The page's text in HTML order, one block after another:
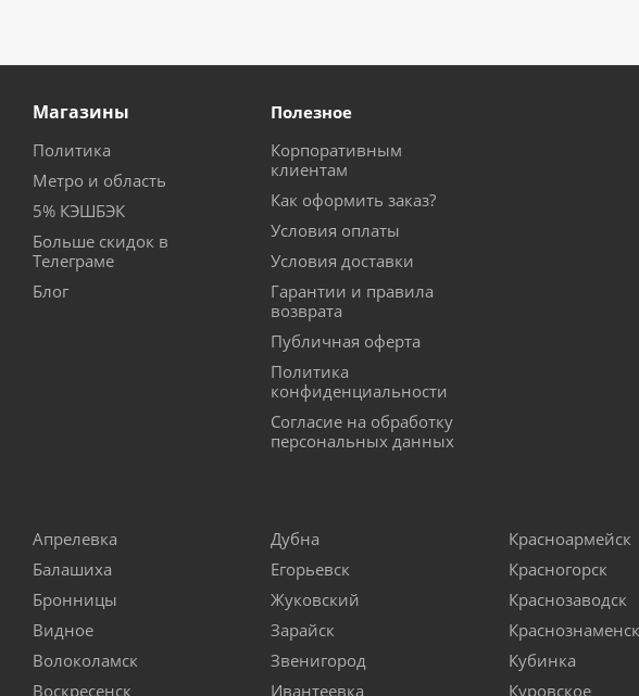
Магазины
Политика
Метро и область
5% КЭШБЭК
Больше скидок в
Телеграме
Блог
Полезное
Корпоративным
клиентам
Как оформить заказ?
Условия оплаты
Условия доставки
Гарантии и правила
возврата
Публичная оферта
Политика
конфиденциальности
Согласие на обработку
персональных данных
Апрелевка
Балашиха
Бронницы
Видное
Волоколамск
Воскресенск
Дубна
Егорьевск
Жуковский
Зарайск
Звенигород
Ивантеевка
Красноармейск
Красногорск
Краснозаводск
Краснознаменск
Кубинка
Куровское